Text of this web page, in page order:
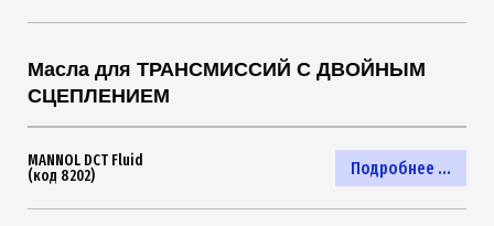
Масла для ТРАНСМИССИЙ С ДВОЙНЫМ
СЦЕПЛЕНИЕМ
Подробнее ...
MANNOL DCT Fluid
(код 8202)